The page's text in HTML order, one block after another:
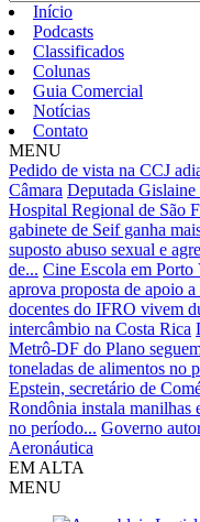
Início
Podcasts
Classificados
Colunas
Guia Comercial
Notícias
Contato
MENU
Pedido de vista na CCJ
Câmara Deputada
Hospital Regional de São
gabinete de Seif ganha
suposto abuso sexual e
de... Cine Escola em Porto
aprova proposta de apoio
docentes do IFRO vivem
intercâmbio na Costa Rica
Metrô-DF do Plano
toneladas de alimentos no
Epstein, secretário de
Rondônia instala manilhas
no período... Governo
Aeronáutica
EM ALTA
MENU